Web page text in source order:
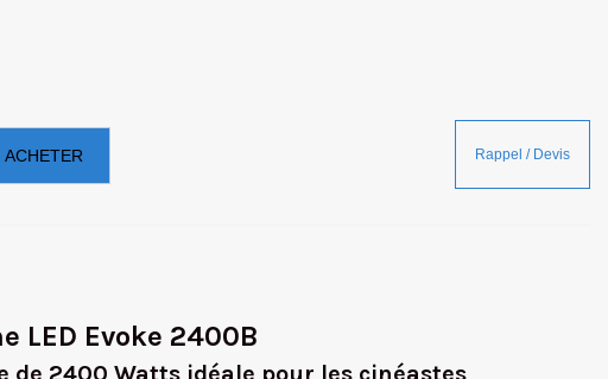
ACHETER
LED Evoke 2400B